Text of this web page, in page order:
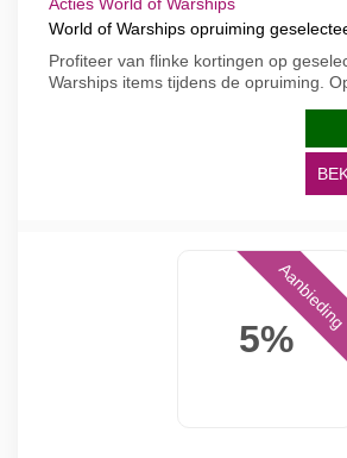
World of Warships opruiming
Profiteer van flinke kortingen op
Warships items tijdens de opruiming.
5%